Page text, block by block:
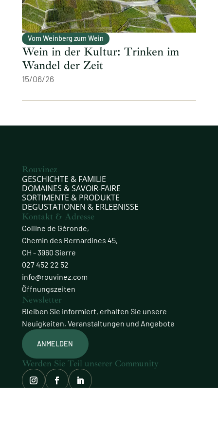
Vom Weinberg zum Wein
Wein in der Kultur: Trinken im
Wandel der Zeit
15/06/26
Rouvinez
GESCHICHTE & FAMILIE
DOMAINES & SAVOIR-FAIRE
SORTIMENTE & PRODUKTE
DEGUSTATIONEN & ERLEBNISSE
Kontakt & Adresse
Colline de Géronde,
Chemin des Bernardines 45,
CH - 3960 Sierre
027 452 22 52
info@rouvinez.com
Öffnungszeiten
Newsletter
Bleiben Sie informiert, erhalten Sie unsere
Neuigkeiten, Veranstaltungen und Angebote
ANMELDEN
Werden Sie Teil unserer Community